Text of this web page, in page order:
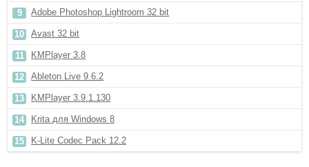
Adobe Photoshop Lightroom 32 bit
Avast 32 bit
KMPlayer 3.8
Ableton Live 9.6.2
KMPlayer 3.9.1.130
Krita для Windows 8
K-Lite Codec Pack 12.2